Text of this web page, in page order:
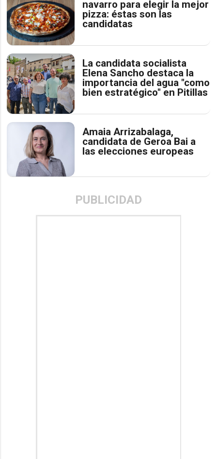
navarro para elegir la mejor
pizza: éstas son las
candidatas
La candidata socialista
Elena Sancho destaca la
importancia del agua "como
bien estratégico" en Pitillas
Amaia Arrizabalaga,
candidata de Geroa Bai a
las elecciones europeas
PUBLICIDAD